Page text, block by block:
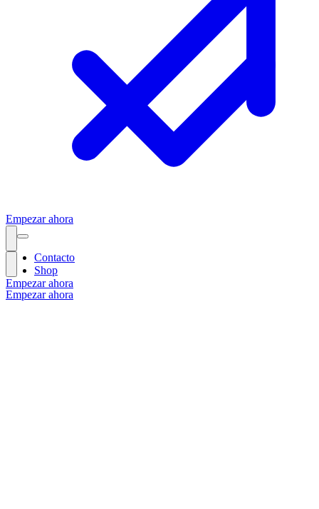
Empezar ahora
Empezar ahora
Contacto
Shop
Empezar ahora